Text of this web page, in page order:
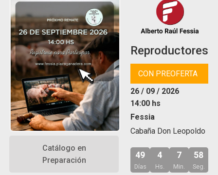
Catálogo en
Preparación
Reproductores
CON PREOFERTA
26 / 09 / 2026
14:00 hs
Fessia
Cabaña Don Leopoldo
49
Días
4
Hs.
7
Min.
57
Seg.